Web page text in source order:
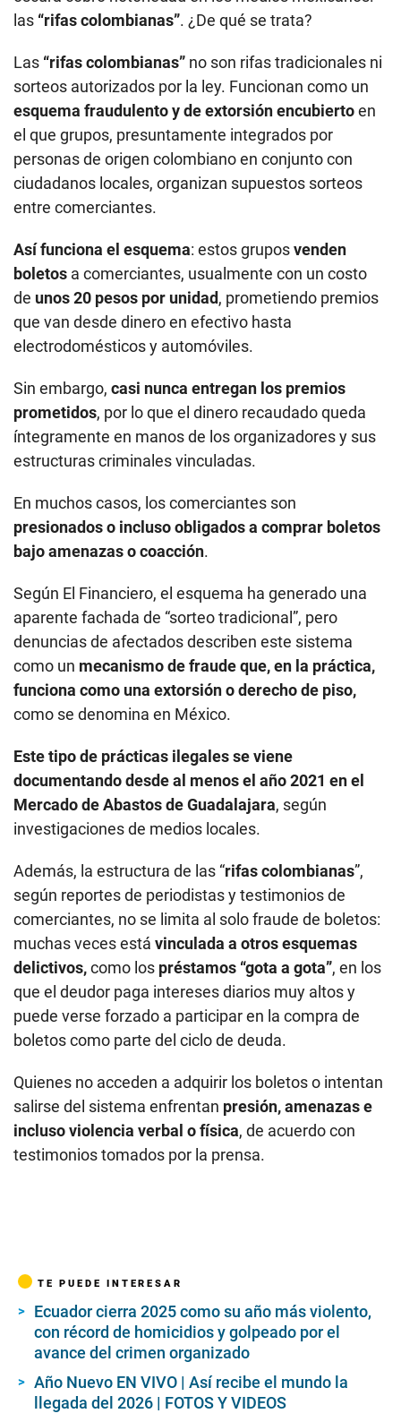
las “rifas colombianas”. ¿De qué se trata?
Las “rifas colombianas” no son rifas tradicionales ni
sorteos autorizados por la ley. Funcionan como un
esquema fraudulento y de extorsión encubiertoen
el que grupos, presuntamente integrados por
personas de origen colombiano en conjunto con
ciudadanos locales, organizan supuestos sorteos
entre comerciantes.
Así funciona el esquema: estos gruposvenden
boletos a comerciantes, usualmente con un costo
de unos 20 pesos por unidad, prometiendo premios
que van desde dinero en efectivo hasta
electrodomésticos y automóviles.
Sin embargo, casi nunca entregan los premios
prometidos, por lo que el dinero recaudado queda
íntegramente en manos de los organizadores y sus
estructuras criminales vinculadas.
En muchos casos, los comerciantes son
presionados o incluso obligados a comprar boletos
bajo amenazas o coacción.
Según El Financiero, el esquema ha generado una
aparente fachada de “sorteo tradicional”, pero
denuncias de afectados describen este sistema
como un mecanismo de fraude que, en la práctica,
funciona como una extorsión o derecho de piso,
como se denomina en México.
Este tipo de prácticas ilegales se viene
documentando desde al menos el año 2021 en el
Mercado de Abastos de Guadalajara, según
investigaciones de medios locales.
Además, la estructura de las “rifas colombianas”,
según reportes de periodistas y testimonios de
comerciantes, no se limita al solo fraude de boletos:
muchas veces está vinculada a otros esquemas
delictivos,como los préstamos “gota a gota”, en los
que el deudor paga intereses diarios muy altos y
puede verse forzado a participar en la compra de
boletos como parte del ciclo de deuda.
Quienes no acceden a adquirir los boletos o intentan
salirse del sistema enfrentan presión, amenazas e
incluso violencia verbal o física, de acuerdo con
testimonios tomados por la prensa.
TE PUEDE INTERESAR
Ecuador cierra 2025 como su año más violento,
con récord de homicidios y golpeado por el
avance del crimen organizado
Año Nuevo EN VIVO | Así recibe el mundo la
llegada del 2026 | FOTOS Y VIDEOS